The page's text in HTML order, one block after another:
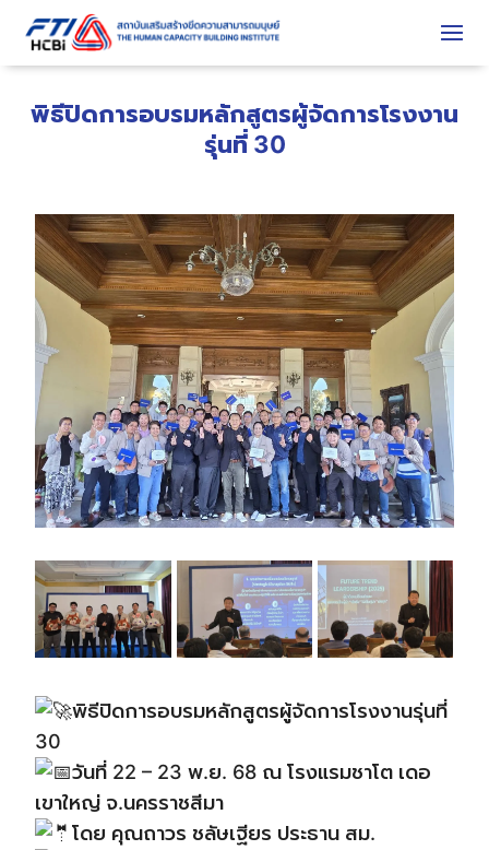
พิธีปิดการอบรมหลักสูตรผู้จัดการโรงงาน
รุ่นที่ 30
พิธีปิดการอบรมหลักสูตรผู้จัดการโรงงานรุ่นที่
30
วันที่ 22 – 23 พ.ย. 68 ณ โรงแรมชาโต เดอ
เขาใหญ่ จ.นครราชสีมา
โดย คุณถาวร ชลัษเฐียร ประธาน สม.